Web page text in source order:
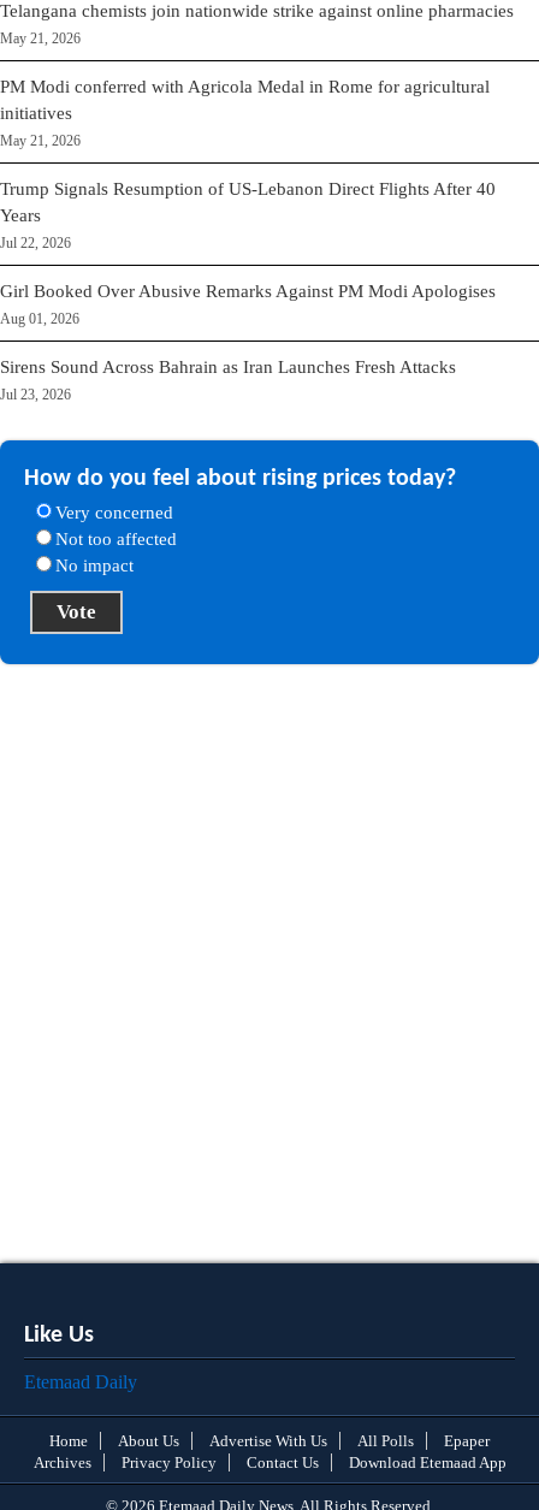
Telangana chemists join nationwide strike against online pharmacies
May 21, 2026
PM Modi conferred with Agricola Medal in Rome for agricultural
initiatives
May 21, 2026
Trump Signals Resumption of US-Lebanon Direct Flights After 40
Years
Jul 22, 2026
Girl Booked Over Abusive Remarks Against PM Modi Apologises
Aug 01, 2026
Sirens Sound Across Bahrain as Iran Launches Fresh Attacks
Jul 23, 2026
How do you feel about rising prices today?
Very concerned
Not too affected
No impact
Like Us
Etemaad Daily
Home About Us Advertise With Us All Polls
Epaper
Archives
Privacy Policy Contact Us Download Etemaad App
© 2026 Etemaad Daily News, All Rights Reserved.